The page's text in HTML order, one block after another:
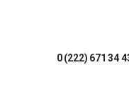
0 (222) 671 34